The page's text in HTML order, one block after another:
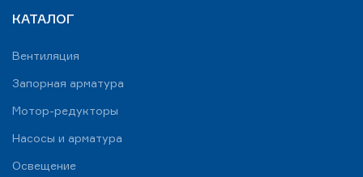
КАТАЛОГ
Вентиляция
Запорная арматура
Мотор-редукторы
Насосы и арматура
Освещение